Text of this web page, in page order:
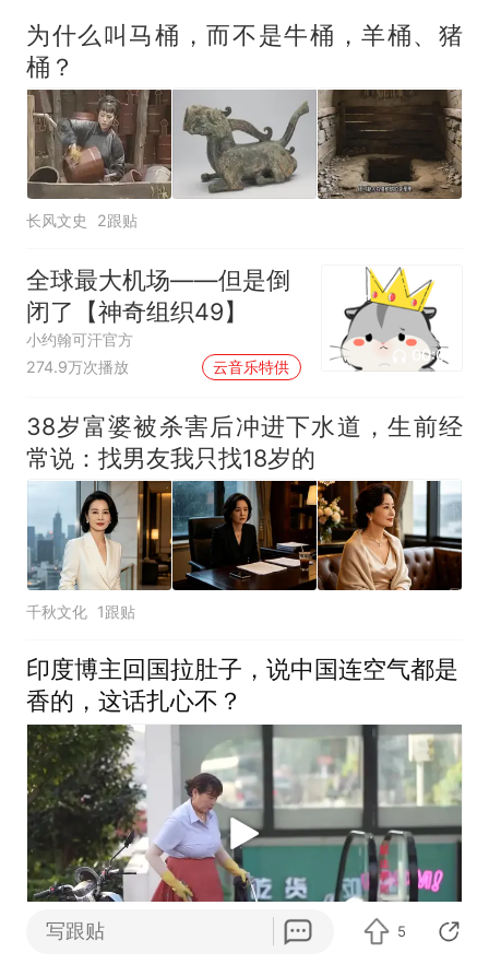
为什么叫马桶，而不是牛桶，羊桶、猪
桶？
长风文史 2跟贴
全球最大机场——但是倒
闭了【神奇组织49】
小约翰可汗官方
274.9万次播放
云音乐特供
00:02
38岁富婆被杀害后冲进下水道，生前经
常说：找男友我只找18岁的
千秋文化 1跟贴
印度博主回国拉肚子，说中国连空气都是
香的，这话扎心不？
写跟贴 5